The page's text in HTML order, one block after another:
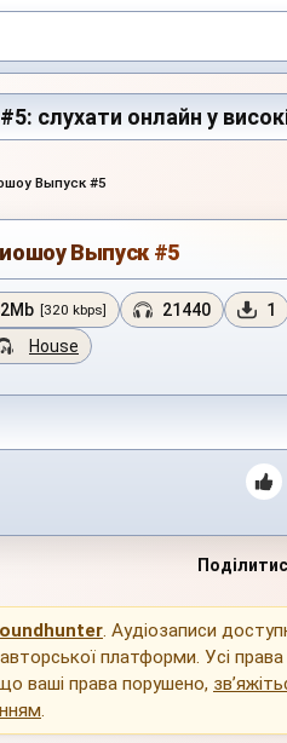
слухати онлайн у
Выпуск #5
Выпуск #5
[320 kbps] 21440 1
House
. Аудіозаписи
платформи. Усі
ваші права порушено,
.